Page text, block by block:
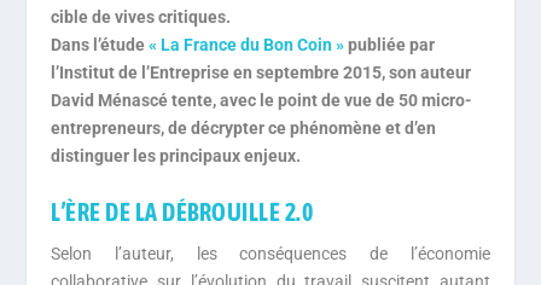
cible de vives critiques.
Dans l’étude« La France du Bon Coin »publiée par
l’Institut de l’Entreprise en septembre 2015, son auteur
David Ménascé tente, avec le point de vue de 50 micro-
entrepreneurs, de décrypter ce phénomène et d’en
distinguer les principaux enjeux.
L’ÈRE DE LA DÉBROUILLE 2.0
Selon l’auteur, les conséquences de l’économie